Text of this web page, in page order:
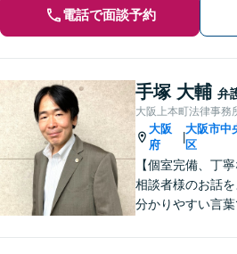
電話で面談予約
手塚 大輔 弁
大阪上本町法律事務
大阪
府
|
大阪市中
区
【個室完備、丁
相談者様のお話を
分かりやすい言葉
ております。相